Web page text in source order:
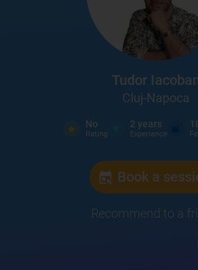
Tudor
Cluj-Napoca
No
Rating
2 years
Experience
Book a
Recommend to a